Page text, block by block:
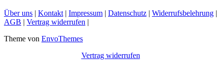
Über uns | Kontakt | Impressum | Datenschutz | Widerrufsbelehrung |
AGB | Vertrag widerrufen |
Theme von EnvoThemes
Vertrag widerrufen